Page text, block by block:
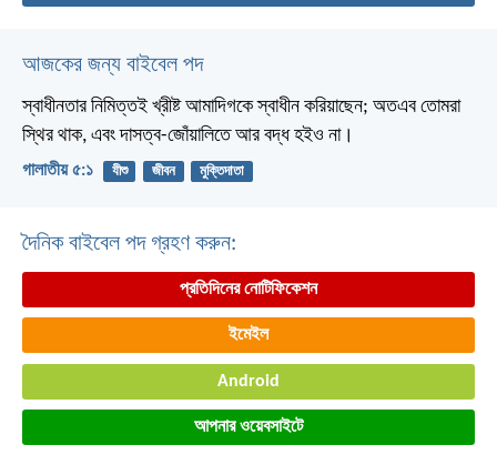
আজকের জন্য বাইবেল পদ
স্বাধীনতার নিমিত্তই খ্রীষ্ট আমাদিগকে স্বাধীন করিয়াছেন; অতএব তোমরা
স্থির থাক, এবং দাসত্ব-জোঁয়ালিতে আর বদ্ধ হইও না।
গালাতীয় ৫:১ যীশু জীবন মুক্তিদাতা
দৈনিক বাইবেল পদ গ্রহণ করুন:
প্রতিদিনের নোটিফিকেশন
ইমেইল
Android
আপনার ওয়েবসাইটে